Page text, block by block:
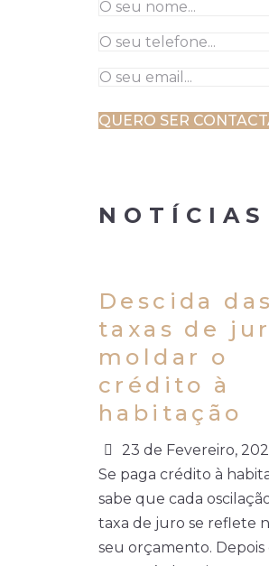
NOTÍCIAS
Descida das
taxas de
moldar o
crédito à
habitação
23 de Fevereiro,
Se paga crédito à
sabe que cada
taxa de juro se reflete
seu orçamento. Depois